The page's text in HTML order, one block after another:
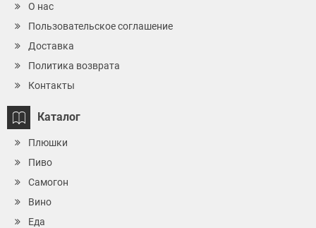
О нас
Пользовательское соглашение
Доставка
Политика возврата
Контакты
Каталог
Плюшки
Пиво
Самогон
Вино
Еда